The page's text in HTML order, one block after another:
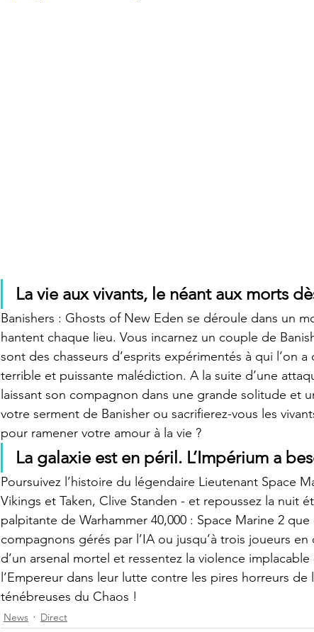
La vie aux vivants, le néant aux morts
Banishers : Ghosts of New Eden se déroule dans un
hantent chaque lieu. Vous incarnez un couple de
sont des chasseurs d’esprits expérimentés à qui l’on
terrible et puissante malédiction. A la suite d’une
laissant son compagnon dans une grande solitude et
votre serment de Banisher ou sacrifierez-vous les
pour ramener votre amour à la vie ?
La galaxie est en péril. L’Impérium a
Poursuivez l’histoire du légendaire Lieutenant Space
Vikings et Taken, Clive Standen - et repoussez la nuit
palpitante de Warhammer 40,000 : Space Marine 2
compagnons gérés par l’IA ou jusqu’à trois joueurs
d’un arsenal mortel et ressentez la violence
l’Empereur dans leur lutte contre les pires horreurs
ténébreuses du Chaos !
News Direct